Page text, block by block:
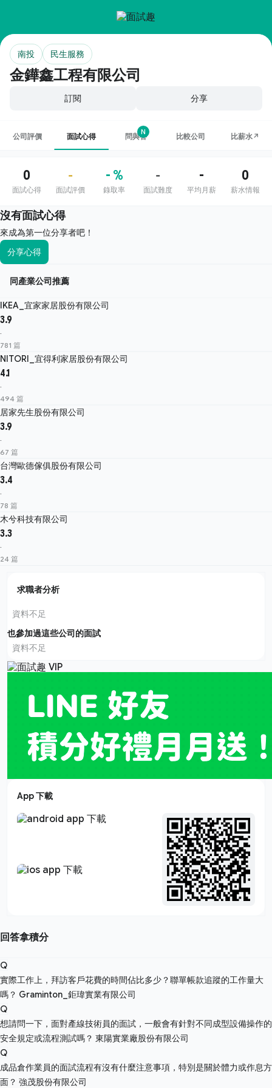
金鏵鑫工程有限公司
南投 民生服務
訂閱 分享
公司評價 面試心得 問與答
N
比較公司 比薪水↗
0
面試心得
-
面試評價
- %
錄取率
-
面試難度
-
平均月薪
0
薪水情報
沒有面試心得
來成為第一位分享者吧！
分享心得
同產業公司推薦
IKEA_宜家家居股份有限公司
3.9
·
781 篇
NITORI_宜得利家居股份有限公司
4.1
·
494 篇
居家先生股份有限公司
3.9
·
67 篇
台灣歐德傢俱股份有限公司
3.4
·
78 篇
木兮科技有限公司
3.3
·
24 篇
求職者分析
資料不足
也參加過這些公司的面試
資料不足
App 下載
回答拿積分
Q
實際工作上，拜訪客戶花費的時間佔比多少？聯單帳款追蹤的工作量大
嗎？ Graminton_鉅瑋實業有限公司
Q
想請問一下，面對產線技術員的面試，一般會有針對不同成型設備操作的
安全規定或流程測試嗎？ 東陽實業廠股份有限公司
Q
成品倉作業員的面試流程有沒有什麼注意事項，特別是關於體力或作息方
面？ 強茂股份有限公司